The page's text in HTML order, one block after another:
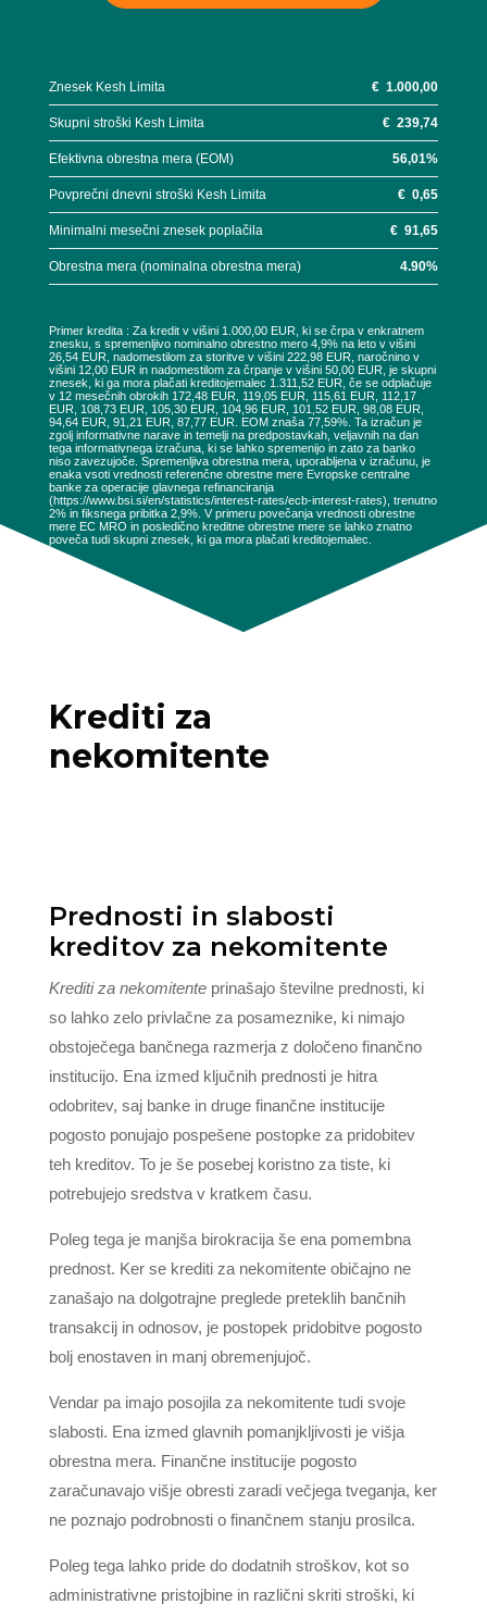
Znesek Kesh Limita €1.000,00
Skupni stroški Kesh Limita €239,74
Efektivna obrestna mera (EOM) 56,01%
Povprečni dnevni stroški Kesh Limita €0,65
Minimalni mesečni znesek poplačila €91,65
Obrestna mera (nominalna obrestna mera) 4.90%
Primer kredita : Za kredit v višini 1.000,00 EUR, ki se črpa v enkratnem
znesku, s spremenljivo nominalno obrestno mero 4,9% na leto v višini
26,54 EUR, nadomestilom za storitve v višini 222,98 EUR, naročnino v
višini 12,00 EUR in nadomestilom za črpanje v višini 50,00 EUR, je skupni
znesek, ki ga mora plačati kreditojemalec 1.311,52 EUR, če se odplačuje
v 12 mesečnih obrokih 172,48 EUR, 119,05 EUR, 115,61 EUR, 112,17
EUR, 108,73 EUR, 105,30 EUR, 104,96 EUR, 101,52 EUR, 98,08 EUR,
94,64 EUR, 91,21 EUR, 87,77 EUR. EOM znaša 77,59%. Ta izračun je
zgolj informativne narave in temelji na predpostavkah, veljavnih na dan
tega informativnega izračuna, ki se lahko spremenijo in zato za banko
niso zavezujoče. Spremenljiva obrestna mera, uporabljena v izračunu, je
enaka vsoti vrednosti referenčne obrestne mere Evropske centralne
banke za operacije glavnega refinanciranja
(https://www.bsi.si/en/statistics/interest-rates/ecb-interest-rates), trenutno
2% in fiksnega pribitka 2,9%. V primeru povečanja vrednosti obrestne
mere EC MRO in posledično kreditne obrestne mere se lahko znatno
poveča tudi skupni znesek, ki ga mora plačati kreditojemalec.
Krediti za
nekomitente
Prednosti in slabosti
kreditov za nekomitente
Krediti za nekomitenteprinašajo številne prednosti, ki
so lahko zelo privlačne za posameznike, ki nimajo
obstoječega bančnega razmerja z določeno finančno
institucijo. Ena izmed ključnih prednosti je hitra
odobritev, saj banke in druge finančne institucije
pogosto ponujajo pospešene postopke za pridobitev
teh kreditov. To je še posebej koristno za tiste, ki
potrebujejo sredstva v kratkem času.
Poleg tega je manjša birokracija še ena pomembna
prednost. Ker se krediti za nekomitente običajno ne
zanašajo na dolgotrajne preglede preteklih bančnih
transakcij in odnosov, je postopek pridobitve pogosto
bolj enostaven in manj obremenjujoč.
Vendar pa imajo posojila za nekomitente tudi svoje
slabosti. Ena izmed glavnih pomanjkljivosti je višja
obrestna mera. Finančne institucije pogosto
zaračunavajo višje obresti zaradi večjega tveganja, ker
ne poznajo podrobnosti o finančnem stanju prosilca.
Poleg tega lahko pride do dodatnih stroškov, kot so
administrativne pristojbine in različni skriti stroški, ki